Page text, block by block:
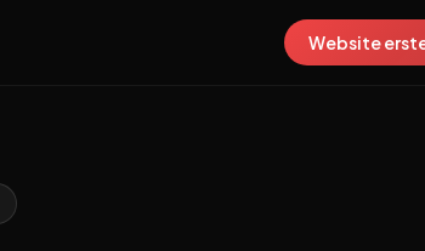
Website